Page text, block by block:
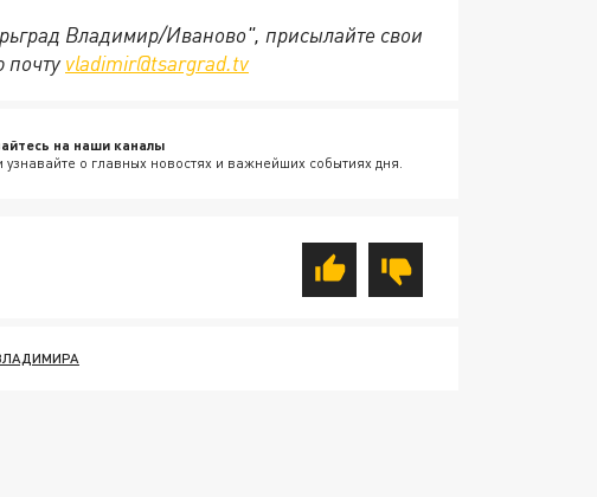
Владимир/Иваново", присылайте свои
почту vladimir@tsargrad.tv
на наши каналы
о главных новостях и важнейших событиях дня.